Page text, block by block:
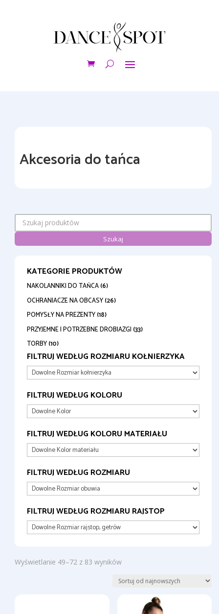
Akcesoria do tańca
Szukaj
KATEGORIE PRODUKTÓW
NAKOLANNIKI DO TAŃCA(6)
OCHRANIACZE NA OBCASY(26)
POMYSŁY NA PREZENTY(18)
PRZYJEMNE I POTRZEBNE DROBIAZGI (33)
TORBY(10)
FILTRUJ WEDŁUG ROZMIARU KOŁNIERZYKA
FILTRUJ WEDŁUG KOLORU
FILTRUJ WEDŁUG KOLORU MATERIAŁU
FILTRUJ WEDŁUG ROZMIARU
FILTRUJ WEDŁUG ROZMIARU RAJSTOP
Wyświetlanie 49–72 z 83 wynikówPosortowane
najnowszych